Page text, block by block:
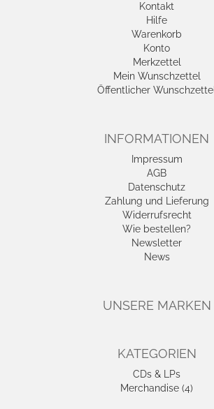
Kontakt
Hilfe
Warenkorb
Konto
Merkzettel
Mein Wunschzettel
Öffentlicher Wunschzettel
INFORMATIONEN
Impressum
AGB
Datenschutz
Zahlung und Lieferung
Widerrufsrecht
Wie bestellen?
Newsletter
News
UNSERE MARKEN
KATEGORIEN
CDs & LPs
Merchandise (4)